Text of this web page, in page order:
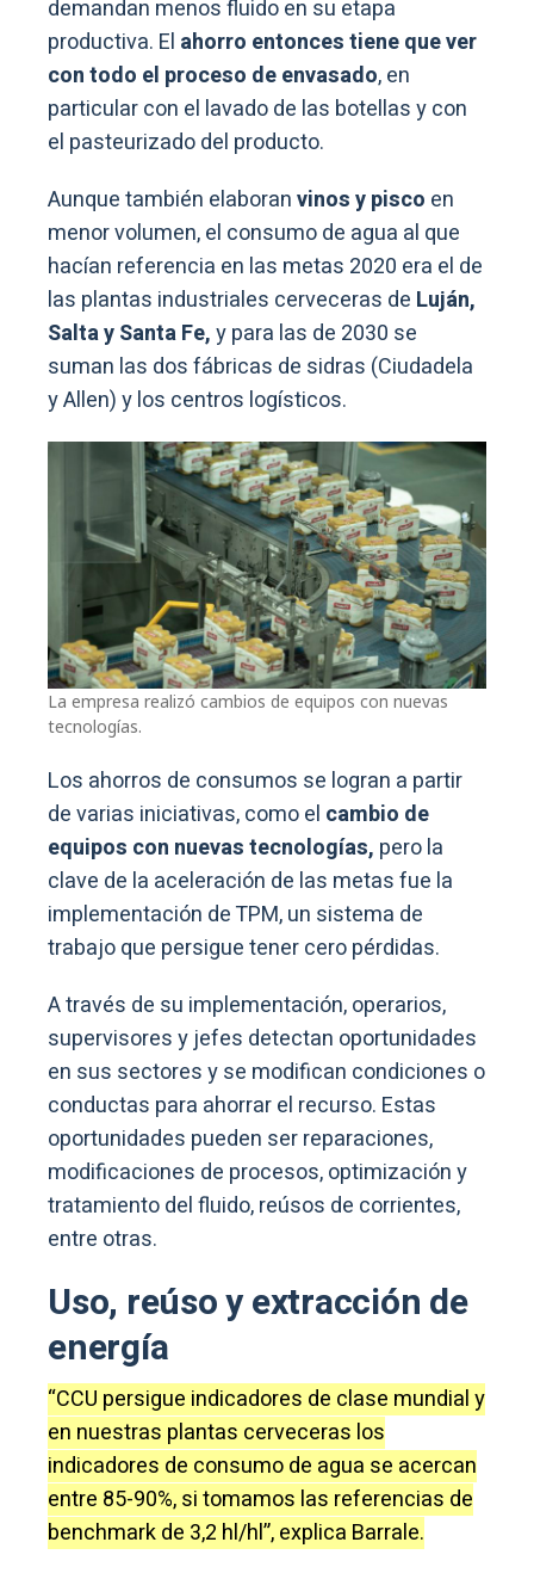
demandan menos fluido en su etapa
productiva. El ahorro entonces tiene que ver
con todo el proceso de envasado, en
particular con el lavado de las botellas y con
el pasteurizado del producto.
Aunque también elaboranvinos y pisco en
menor volumen, el consumo de agua al que
hacían referencia en las metas 2020 era el de
las plantas industriales cerveceras de Luján,
Salta y Santa Fe,y para las de 2030 se
suman las dos fábricas de sidras (Ciudadela
y Allen) y los centros logísticos.
La empresa realizó cambios de equipos con nuevas
tecnologías.
Los ahorros de consumos se logran a partir
de varias iniciativas, como el cambio de
equipos con nuevas tecnologías, pero la
clave de la aceleración de las metas fue la
implementación de TPM, un sistema de
trabajo que persigue tener cero pérdidas.
A través de su implementación, operarios,
supervisores y jefes detectan oportunidades
en sus sectores y se modifican condiciones o
conductas para ahorrar el recurso. Estas
oportunidades pueden ser reparaciones,
modificaciones de procesos, optimización y
tratamiento del fluido, reúsos de corrientes,
entre otras.
Uso, reúso y extracción de
energía
“CCU persigue indicadores de clase mundial y
en nuestras plantas cerveceras los
indicadores de consumo de agua se acercan
entre 85-90%, si tomamos las referencias de
benchmark de 3,2 hl/hl”, explica Barrale.